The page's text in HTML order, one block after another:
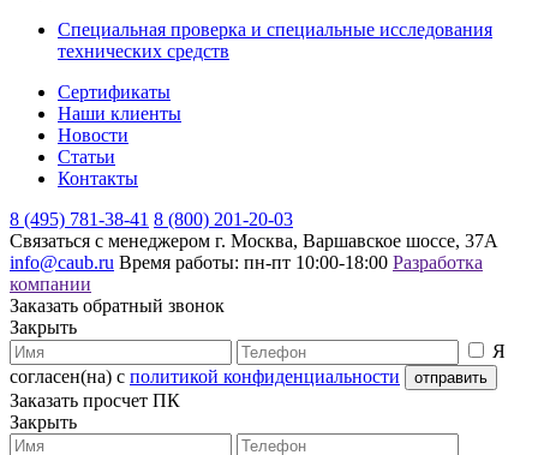
Специальная проверка и специальные исследования
технических средств
Сертификаты
Наши клиенты
Новости
Статьи
Контакты
8 (495) 781-38-41 8 (800) 201-20-03
Связаться с менеджером г. Москва, Варшавское шоссе, 37А
info@caub.ru Время работы: пн-пт 10:00-18:00 Разработка
компании
Заказать обратный звонок
Закрыть
Я
согласен(на) с политикой конфиденциальности
Заказать просчет ПК
Закрыть